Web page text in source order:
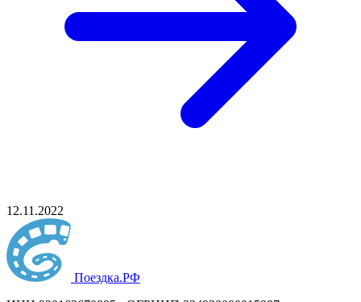
12.11.2022
Поездка.РФ